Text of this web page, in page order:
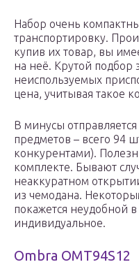
Набор очень
транспортировку.
купив их товар, вы
на неё. Крутой подбор
неиспользуемых
цена, учитывая такое
В минусы
предметов – всего 94
конкурентами).
комплекте. Бывают
неаккуратном
из чемодана.
покажется неудобной
индивидуальное.
Ombra OMT94S12